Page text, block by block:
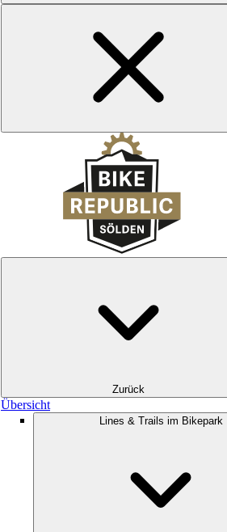
Zurück
Übersicht
Lines & Trails im Bikepark